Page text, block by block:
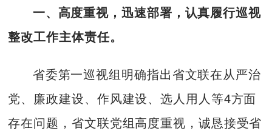
一、高度重视，迅速部署，认真履行巡视
整改工作主体责任。
省委第一巡视组明确指出省文联在从严治
党、廉政建设、作风建设、选人用人等4方面
存在问题，省文联党组高度重视，诚恳接受省